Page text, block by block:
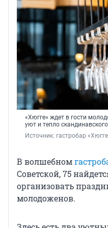
«Хюгге» ждет в гости
уют и тепло
Источник: гастробар
В волшебном
Советской, 75
организовать
молодоженов.